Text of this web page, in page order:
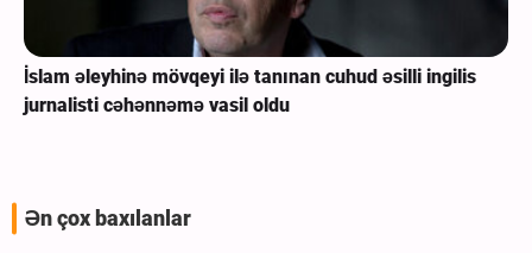
İslam əleyhinə mövqeyi ilə tanınan cuhud əsilli ingilis
jurnalisti cəhənnəmə vasil oldu
Ən çox baxılanlar